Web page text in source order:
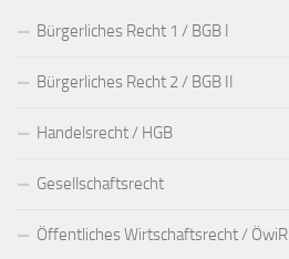
Bürgerliches Recht 1 / BGB I
Bürgerliches Recht 2 / BGB II
Handelsrecht / HGB
Gesellschaftsrecht
Öffentliches Wirtschaftsrecht / ÖwiR